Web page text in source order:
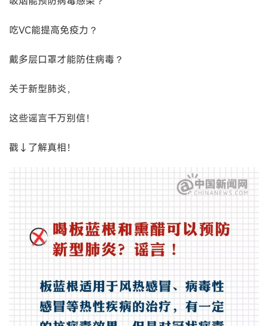
吃VC能提高免疫力？
戴多层口罩才能防住病毒？
关于新型肺炎，
这些谣言千万别信！
戳↓了解真相！